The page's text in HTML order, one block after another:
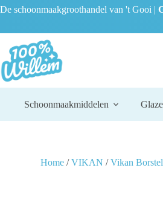
De schoonmaakgroothandel van 't Gooi |
Schoonmaakmiddelen
Home /VIKAN /Vikan